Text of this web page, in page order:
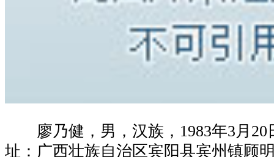
廖乃健，男，汉族，1983年3月20
址：广西壮族自治区宾阳县宾州镇顾